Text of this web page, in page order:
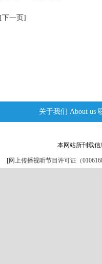
[下一页]
关于我们 About us
本网站所刊载
[网上传播视听节目许可证（